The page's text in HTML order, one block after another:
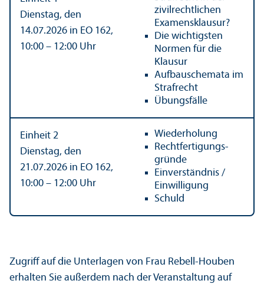
Dienstag, den
14.07.2026 in EO 162,
10:00 – 12:00 Uhr
zivilrechtlichen
Examensklausur?
Die wichtigsten
Normen für die
Klausur
Aufbauschemata im
Strafrecht
Übungs­fälle
Einheit 2
Dienstag, den
21.07.2026 in EO 162,
10:00 – 12:00 Uhr
Wiederholung
Rechtfertigungs­
gründe
Einverständnis /
Einwilligung
Schuld
Zugriff auf die Unter­lagen von Frau Rebell-Houben
erhalten Sie außerdem nach der Veranstaltung auf